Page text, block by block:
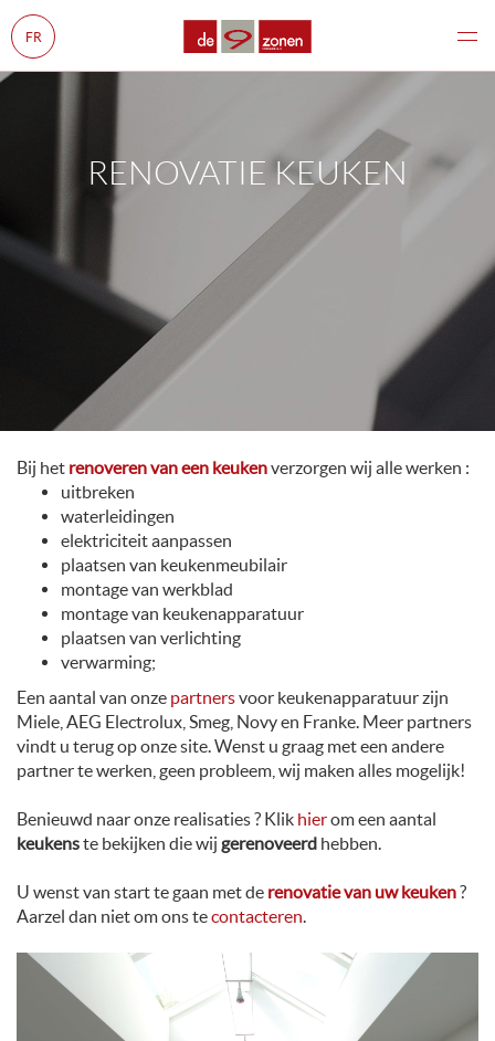
FR
RENOVATIE KEUKEN
Bij het renoveren van een keukenverzorgen wij alle werken :
uitbreken
waterleidingen
elektriciteit aanpassen
plaatsen van keukenmeubilair
montage van werkblad
montage van keukenapparatuur
plaatsen van verlichting
verwarming;
Een aantal van onze partnersvoor keukenapparatuur zijn
Miele, AEG Electrolux, Smeg, Novy en Franke. Meer partners
vindt u terug op onze site. Wenst u graag met een andere
partner te werken, geen probleem, wij maken alles mogelijk!
Benieuwd naar onze realisaties ? Klik hierom een aantal
keukenste bekijken die wij gerenoveerd hebben.
U wenst van start te gaan met de renovatie van uw keuken?
Aarzel dan niet om ons tecontacteren.